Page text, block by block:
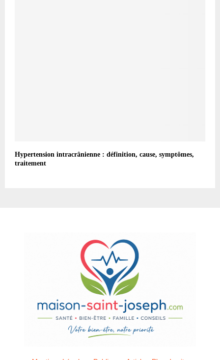
Hypertension intracrânienne : définition, cause, symptômes,
traitement